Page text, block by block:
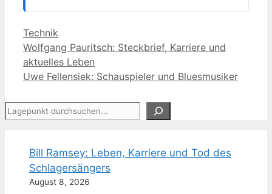
Kategorien
Technik
Wolfgang Pauritsch: Steckbrief, Karriere und
aktuelles Leben
Uwe Fellensiek: Schauspieler und Bluesmusiker
Suchen
Bill Ramsey: Leben, Karriere und Tod des
Schlagersängers
August 8, 2026